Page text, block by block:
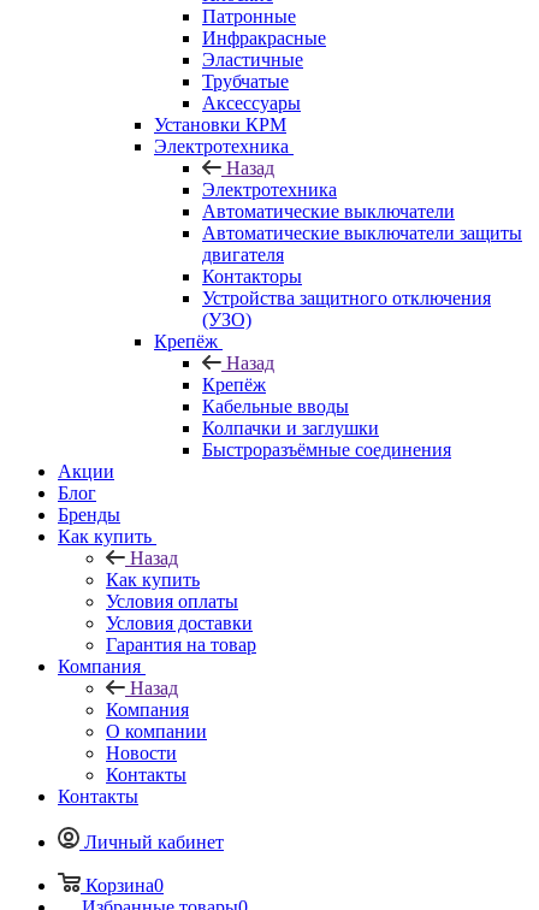
Патронные
Инфракрасные
Эластичные
Трубчатые
Аксессуары
Установки КРМ
Электротехника
Назад
Электротехника
Автоматические выключатели
Автоматические выключатели защиты
двигателя
Контакторы
Устройства защитного отключения
(УЗО)
Крепёж
Назад
Крепёж
Кабельные вводы
Колпачки и заглушки
Быстроразъёмные соединения
Акции
Блог
Бренды
Как купить
Назад
Как купить
Условия оплаты
Условия доставки
Гарантия на товар
Компания
Назад
Компания
О компании
Новости
Контакты
Контакты
Личный кабинет
Корзина0